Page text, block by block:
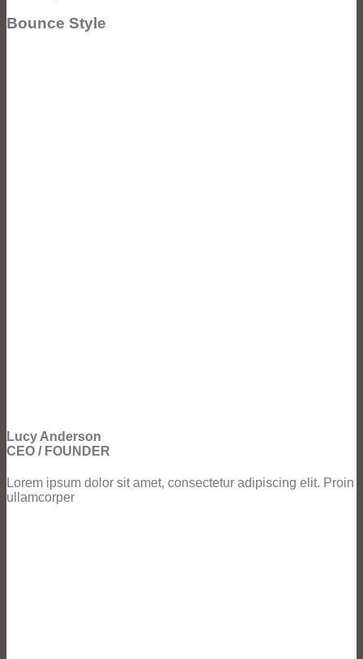
Bounce Style
Lucy Anderson
CEO / FOUNDER
Lorem ipsum dolor sit amet, consectetur adipiscing elit. Proin
ullamcorper